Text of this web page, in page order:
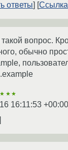
ответы Ссылка
вопрос.
обычно
16:11:53 +00:00